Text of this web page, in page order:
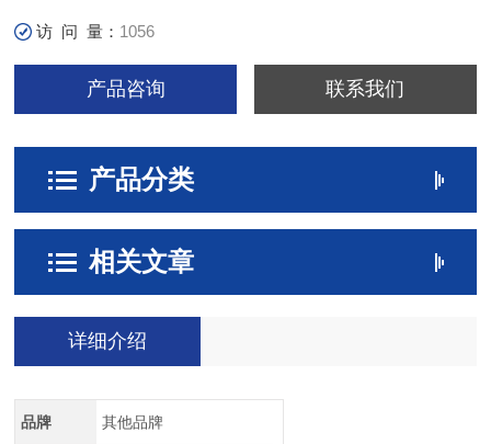
访 问 量： 1056
产品咨询 联系我们
产品分类
相关文章
详细介绍
品牌 其他品牌